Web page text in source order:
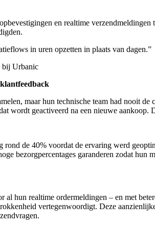
en realtime
in uren opzetten in plaats van dagen.”
bij Urbanic
maar hun technische team had nooit
wordt geactiveerd na een nieuwe
rond de 40% voordat de ervaring werd
bezorgpercentages garanderen zodat hun
al hun realtime ordermeldingen – en met
vertegenwoordigt. Deze